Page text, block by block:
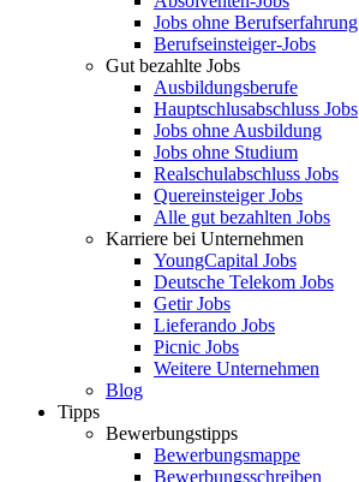
Jobs ohne Berufserfahrung
Berufseinsteiger-Jobs
Gut bezahlte Jobs
Ausbildungsberufe
Hauptschlusabschluss Jobs
Jobs ohne Ausbildung
Jobs ohne Studium
Realschulabschluss Jobs
Quereinsteiger Jobs
Alle gut bezahlten Jobs
Karriere bei Unternehmen
YoungCapital Jobs
Deutsche Telekom Jobs
Getir Jobs
Lieferando Jobs
Picnic Jobs
Weitere Unternehmen
Blog
Tipps
Bewerbungstipps
Bewerbungsmappe
Bewerbungsschreiben